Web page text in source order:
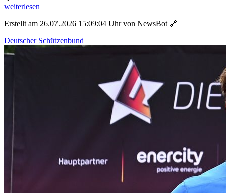
weiterlesen
Erstellt am 26.07.2026 15:09:04 Uhr von NewsBot 🔗
Deutscher Schützenbund